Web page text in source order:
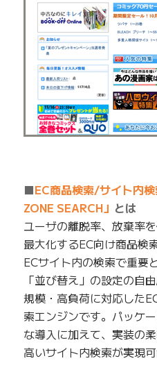
■EC商品検索/サイト内
ZONE SEARCH」 とは
ユーザの離脱率、放棄率
最大化するEC向け商品検
ECサイト内の検索で重要
「並び替え」の設定の自
規模・高負荷に対応した
索エンジンです。パッケ
な導入に加えて、実装の
高いサイト内検索が実現可